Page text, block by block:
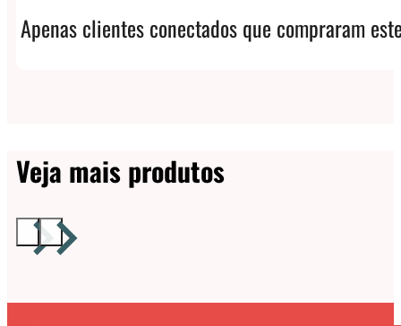
Apenas clientes conectados que compraram
Veja mais produtos